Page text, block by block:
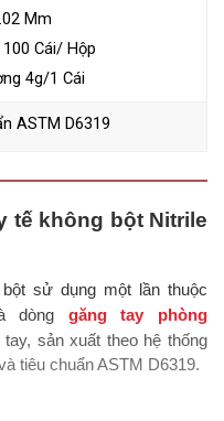
Mm
Cái/ Hộp
4g/1 Cái
ASTM D6319
tế không bột Nitrile
sử dụng một lần thuộc
dòng găng tay phòng
sản xuất theo hệ thống
tiêu chuẩn ASTM D6319.